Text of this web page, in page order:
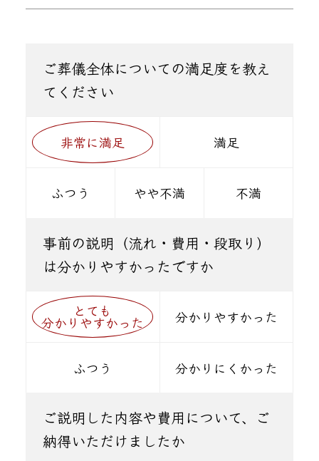
ご葬儀全体についての満足度を教え
てください
非常に満足 満足
ふつう やや不満 不満
事前の説明（流れ・費用・段取り）
は分かりやすかったですか
とても
分かりやすかった 分かりやすかった
ふつう 分かりにくかった
ご説明した内容や費用について、ご
納得いただけましたか